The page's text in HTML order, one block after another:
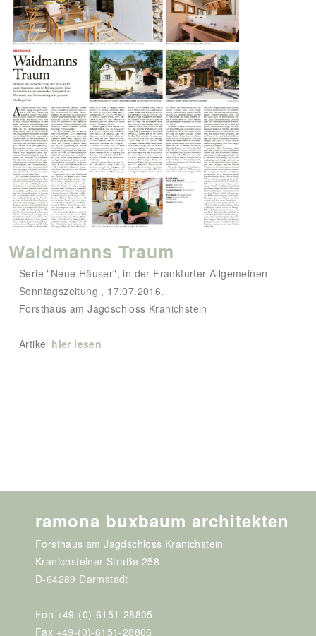
Waidmanns Traum
Serie "Neue Häuser", in der Frankfurter Allgemeinen
Sonntagszeitung , 17.07.2016.
Forsthaus am Jagdschloss Kranichstein
Artikel hier lesen
ramona buxbaum architekten
Forsthaus am Jagdschloss Kranichstein
Kranichsteiner Straße 258
D-64289 Darmstadt
Fon +49-(0)-6151-28805
Fax +49-(0)-6151-28806